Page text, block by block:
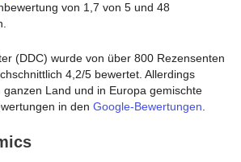
von 1,7 von 5 und 48
(DDC) wurde von über 800 Rezensenten
4,2/5 bewertet. Allerdings
Land und in Europa gemischte
in den Google-Bewertungen